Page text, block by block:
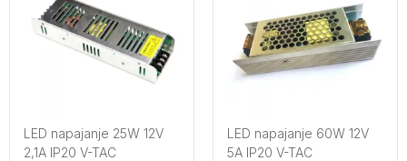
LED napajanje 25W 12V
2,1A IP20 V-TAC
LED napajanje 60W 12V
5A IP20 V-TAC